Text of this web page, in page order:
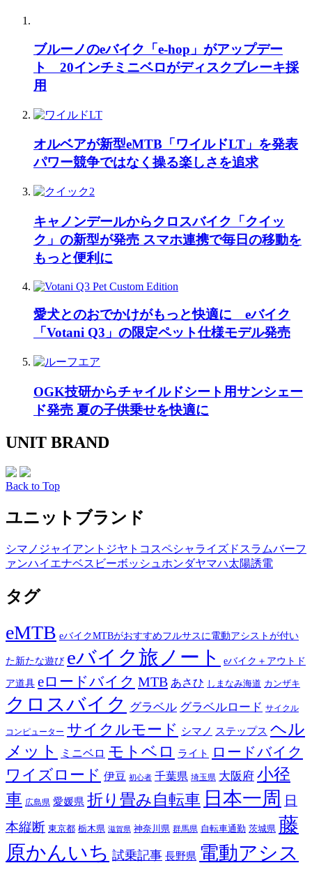
ブルーノのeバイク「e-hop」がアップデー
ト 20インチミニベロがディスクブレーキ採
用
オルベアが新型eMTB「ワイルドLT」を発表
パワー競争ではなく操る楽しさを追求
キャノンデールからクロスバイク「クイッ
ク」の新型が発売 スマホ連携で毎日の移動を
もっと便利に
愛犬とのおでかけがもっと快適に eバイク
「Votani Q3」の限定ペット仕様モデル発売
OGK技研からチャイルドシート用サンシェー
ド発売 夏の子供乗せを快適に
UNIT BRAND
Back to Top
ユニットブランド
シマノ ジャイアント ジヤトコ スペシャライズドスラムバーフ
ァンハイエナベスビーボッシュホンダヤマハ太陽誘電
タグ
eMTB eバイクMTBがおすすめフルサスに電動アシストが付い
た新たな遊び eバイク旅ノート
eバイク＋アウトド
ア道具 eロードバイク MTB あさひ しまなみ海道 カンザキ
クロスバイク グラベル グラベルロード サイクル
コンピューター サイクルモード シマノ ステップス ヘル
メット
ミニベロ モトベロ ライト
ロードバイク
ワイズロード 伊豆 初心者 千葉県 埼玉県 大阪府 小径
車 広島県 愛媛県 折り畳み自転車 日本一周 日
本縦断 東京都 栃木県 滋賀県 神奈川県 群馬県 自転車通勤 茨城県 藤
原かんいち 試乗記事 長野県 電動アシス